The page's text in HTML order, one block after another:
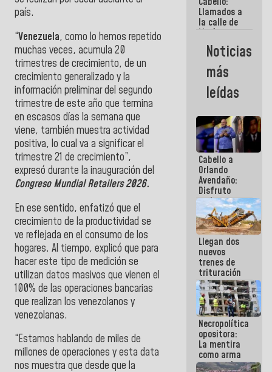
país.
“Venezuela, como lo hemos repetido
muchas veces, acumula 20
trimestres de crecimiento, de un
crecimiento generalizado y la
información preliminar del segundo
trimestre de este año que termina
en escasos días la semana que
viene, también muestra actividad
positiva, lo cual va a significar el
trimestre 21 de crecimiento”,
expresó durante la inauguración del
Congreso Mundial Retailers 2026.
En ese sentido, enfatizó que el
crecimiento de la productividad se
ve reflejada en el consumo de los
hogares. Al tiempo, explicó que para
hacer este tipo de medición se
utilizan datos masivos que vienen el
100% de las operaciones bancarias
que realizan los venezolanos y
venezolanas.
“Estamos hablando de miles de
millones de operaciones y esta data
nos muestra que desde que la
La Guaira?
Llamados a
la calle de
María
Machado se
estrellaron
de frente
contra el
Pueblo
Noticias
más
leídas
Cabello a
Orlando
Avendaño:
Disfruto
cada vez
que escribes
porque lo
que haces
es
embarrarla
Llegan dos
nuevos
trenes de
trituración
para
optimizar
manejo de
escombros
en La Guaira
Necropolítica
opositora:
La mentira
como arma
contra el